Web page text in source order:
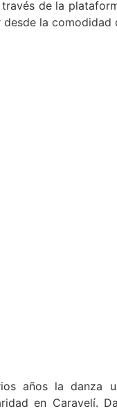
través de la
desde la comodidad
años la danza
en Caravelí.